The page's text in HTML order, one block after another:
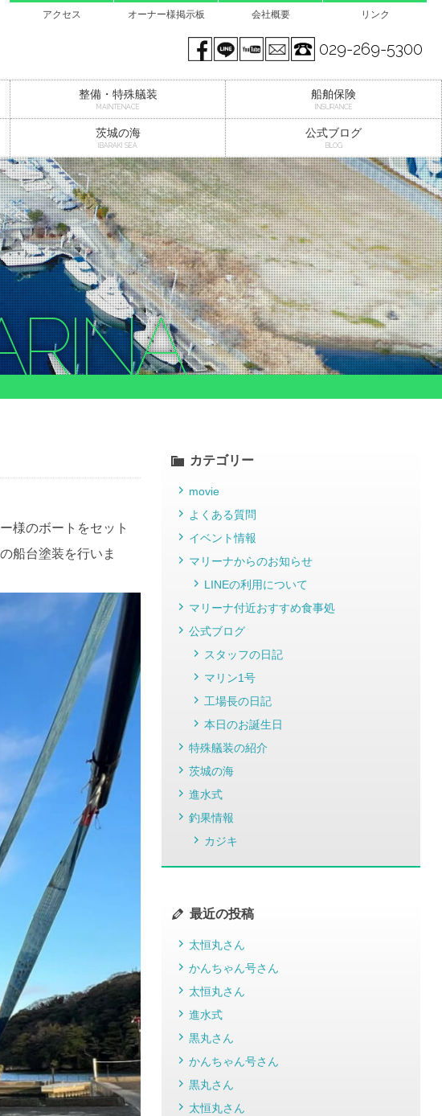
アクセス オーナー様掲示板 会社概要 リンク
029-269-5300
mail
You tube
LINE@
Facebook page
整備・特殊艤装
MAINTENACE
船舶保険
INSURANCE
茨城の海
IBARAKI SEA
公式ブログ
BLOG
様のボートをセット
船台塗装を行いま
カテゴリー
movie
よくある質問
イベント情報
マリーナからのお知らせ
LINEの利用について
マリーナ付近おすすめ食事処
公式ブログ
スタッフの日記
マリン1号
工場長の日記
本日のお誕生日
特殊艤装の紹介
茨城の海
進水式
釣果情報
カジキ
最近の投稿
太恒丸さん
かんちゃん号さん
太恒丸さん
進水式
黒丸さん
かんちゃん号さん
黒丸さん
太恒丸さん